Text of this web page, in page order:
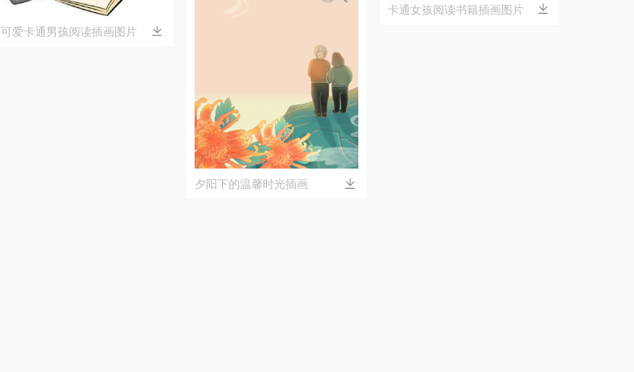
可爱卡通男孩阅读插画图片
夕阳下的温馨时光插画
卡通女孩阅读书籍插画图片